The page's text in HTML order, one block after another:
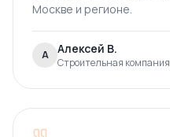
Москве и регионе.
А Алексей В.
Строительная компания